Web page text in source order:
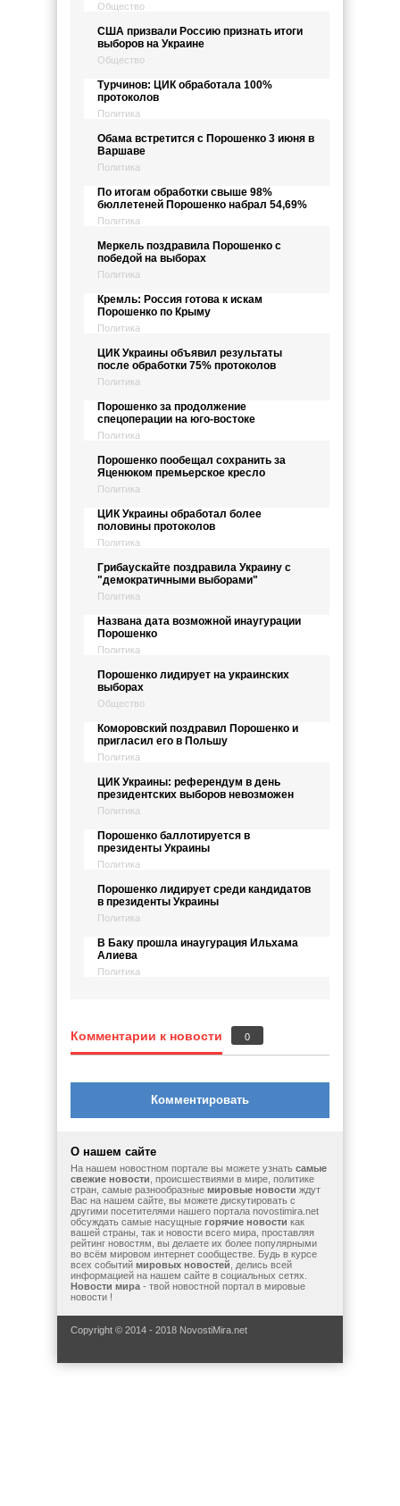
Общество
США призвали Россию признать итоги
выборов на Украине
Общество
Турчинов: ЦИК обработала 100%
протоколов
Политика
Обама встретится с Порошенко 3 июня в
Варшаве
Политика
По итогам обработки свыше 98%
бюллетеней Порошенко набрал 54,69%
Политика
Меркель поздравила Порошенко с
победой на выборах
Политика
Кремль: Россия готова к искам
Порошенко по Крыму
Политика
ЦИК Украины объявил результаты
после обработки 75% протоколов
Политика
Порошенко за продолжение
спецоперации на юго-востоке
Политика
Порошенко пообещал сохранить за
Яценюком премьерское кресло
Политика
ЦИК Украины обработал более
половины протоколов
Политика
Грибаускайте поздравила Украину с
"демократичными выборами"
Политика
Названа дата возможной инаугурации
Порошенко
Политика
Порошенко лидирует на украинских
выборах
Общество
Коморовский поздравил Порошенко и
пригласил его в Польшу
Политика
ЦИК Украины: референдум в день
президентских выборов невозможен
Политика
Порошенко баллотируется в
президенты Украины
Политика
Порошенко лидирует среди кандидатов
в президенты Украины
Политика
В Баку прошла инаугурация Ильхама
Алиева
Политика
Комментарии к новости 0
Комментировать
О нашем сайте
На нашем новостном портале вы можете узнать самые
свежие новости , происшествиями в мире, политике
стран, самые разнообразные мировые новости ждут
Вас на нашем сайте, вы можете дискутировать с
другими посетителями нашего портала novostimira.net
обсуждать самые насущные горячие новости как
вашей страны, так и новости всего мира, проставляя
рейтинг новостям, вы делаете их более популярными
во всём мировом интернет сообществе. Будь в курсе
всех событий мировых новостей , делись всей
информацией на нашем сайте в социальных сетях.
Новости мира - твой новостной портал в мировые
новости !
Copyright © 2014 - 2018 NovostiMira.net